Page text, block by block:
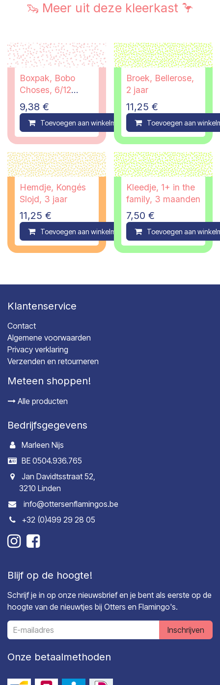
🦦 Meer uit deze kleerkast 🦩
Boxpak, Bobo
Choses, 6/12
maanden
9,38 €
Toevoegen aan winkelmandje Compare
Broek, Bellerose,
2 jaar
11,25 €
Toevoegen aan
Hemdje, Kongés
Slojd, 3 jaar
11,25 €
Toevoegen aan winkelmandje Compare
Kleedje, 1+ in the
family, 3 maanden
7,50 €
Toevoegen aan
Klantenservice
Contact
Algemene voorwaarden
Privacy verklaring
Verzenden en retourneren
Meteen shoppen!
Alle producten
Bedrijfsgegevens
Marleen Nijs
BE 0504.936.765
Jan Davidtsstraat 52,
3210 Linden
info@ottersenflamingos.be
+32 (0)499 29 28 05
Blijf op de hoogte!
Schrijf je in op onze nieuwsbrief en je bent als eerste op de
hoogte van de nieuwtjes bij Otters en Flamingo's.
Inschrijven
Onze betaalmethoden